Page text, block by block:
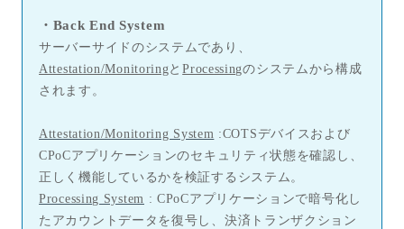
・ Back End System
サーバーサイドのシステムであり、
Attestation/MonitoringとProcessingのシステムから構成
されます。
Attestation/Monitoring System :COTSデバイスおよび
CPoCアプリケーションのセキュリティ状態を確認し、
正しく機能しているかを検証するシステム。
Processing System : CPoCアプリケーションで暗号化し
たアカウントデータを復号し、決済トランザクション